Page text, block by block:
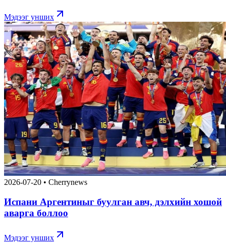
Мэдээг унших
2026-07-20 • Cherrynews
Испани Аргентиныг буулган авч, дэлхийн хошой
аварга боллоо
Мэдээг унших